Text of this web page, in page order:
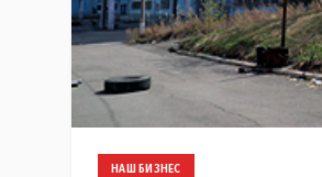
НАШ БИЗНЕС